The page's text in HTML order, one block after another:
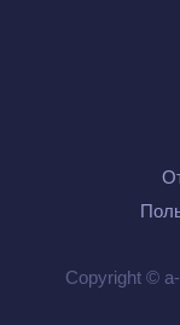
Copyright ©